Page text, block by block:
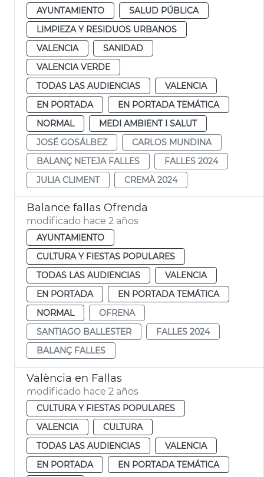
AYUNTAMIENTO
SALUD PÚBLICA
LIMPIEZA Y RESIDUOS URBANOS
VALENCIA
SANIDAD
VALENCIA VERDE
TODAS LAS AUDIENCIAS
VALENCIA
EN PORTADA
EN PORTADA TEMÁTICA
NORMAL
MEDI AMBIENT I SALUT
JOSÉ GOSÁLBEZ
CARLOS MUNDINA
BALANÇ NETEJA FALLES
FALLES 2024
JULIA CLIMENT
CREMÀ 2024
Balance fallas Ofrenda
modificado hace 2 años
AYUNTAMIENTO
CULTURA Y FIESTAS POPULARES
TODAS LAS AUDIENCIAS
VALENCIA
EN PORTADA
EN PORTADA TEMÁTICA
NORMAL
OFRENA
SANTIAGO BALLESTER
FALLES 2024
BALANÇ FALLES
València en Fallas
modificado hace 2 años
CULTURA Y FIESTAS POPULARES
VALENCIA
CULTURA
TODAS LAS AUDIENCIAS
VALENCIA
EN PORTADA
EN PORTADA TEMÁTICA